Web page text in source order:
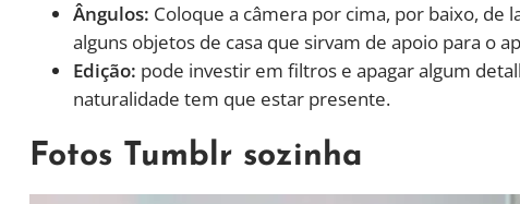
Ângulos: Coloque a câmera por cima, por baixo, de
alguns objetos de casa que sirvam de apoio para o
Edição: pode investir em filtros e apagar algum
naturalidade tem que estar presente.
Fotos Tumblr sozinha